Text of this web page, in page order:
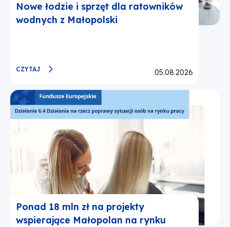
Nowe łodzie i sprzęt dla ratowników
wodnych z Małopolski
CZYTAJ Opublikowano:
05.08.2026
Ponad 18 mln zł na projekty
wspierające Małopolan na rynku